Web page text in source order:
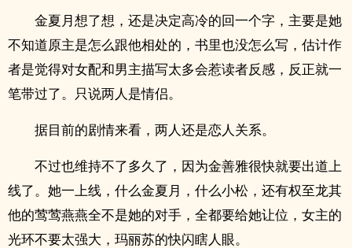
金夏月想了想，还是决定高冷的回一个字，主要是她
不知道原主是怎么跟他相处的，书里也没怎么写，估计作
者是觉得对女配和男主描写太多会惹读者反感，反正就一
笔带过了。只说两人是情侣。
据目前的剧情来看，两人还是恋人关系。
不过也维持不了多久了，因为金善雅很快就要出道上
线了。她一上线，什么金夏月，什么小松，还有权至龙其
他的莺莺燕燕全不是她的对手，全都要给她让位，女主的
光环不要太强大，玛丽苏的快闪瞎人眼。